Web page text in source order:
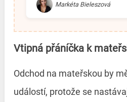
Markéta Bieleszová
Vtipná přáníčka k
Odchod na mateřskou by
událostí, protože se